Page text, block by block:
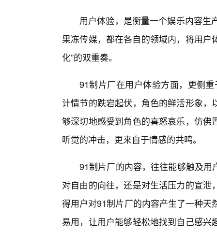
用户体验，是衡量一个娱乐内容生
果冻传媒，都在各自的领域内，将用户
化”的双重奏。
91制片厂在用户体验方面，更侧重
计情节的跌宕起伏，角色的鲜活形象
够深切地感受到角色的喜怒哀乐，仿
听觉的冲击，更来自于情感的共鸣。
91制片厂的内容，往往能够触及
对自由的向往，还是对生活压力的宣
得用户对91制片厂的内容产生了一种
易用，让用户能够轻松地找到自己感